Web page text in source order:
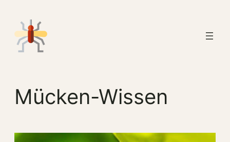
Inhalt
springen
Mücken-Wissen